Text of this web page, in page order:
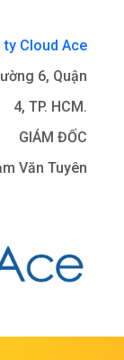
ty Cloud Ace
6, Quận
4, TP. HCM.
GIÁM ĐỐC
Văn Tuyên